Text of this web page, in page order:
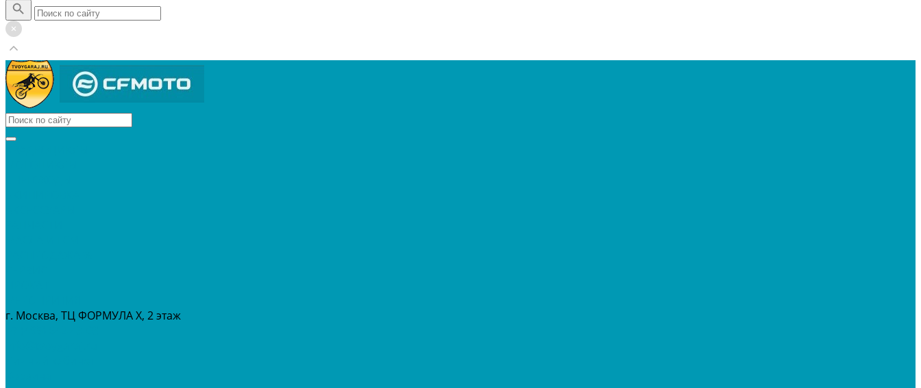
г. Москва, ТЦ ФОРМУЛА Х, 2 этаж